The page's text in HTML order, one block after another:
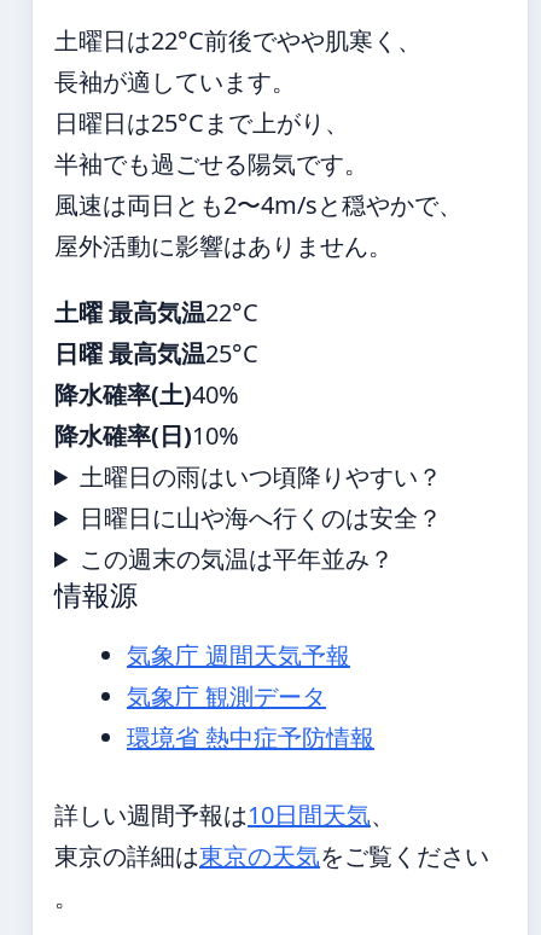
土曜日は22°C前後でやや肌寒く、
長袖が適しています。
日曜日は25°Cまで上がり、
半袖でも過ごせる陽気です。
風速は両日とも2〜4m/sと穏やかで、
屋外活動に影響はありません。
土曜 最高気温22°C
日曜 最高気温25°C
降水確率(土)40%
降水確率(日)10%
土曜日の雨はいつ頃降りやすい？
日曜日に山や海へ行くのは安全？
この週末の気温は平年並み？
情報源
気象庁 週間天気予報
気象庁 観測データ
環境省 熱中症予防情報
詳しい週間予報は10日間天気、
東京の詳細は東京の天気をご覧ください
。